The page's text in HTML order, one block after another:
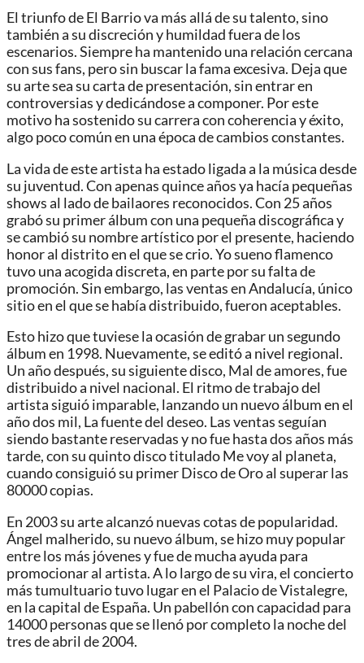
El triunfo de El Barrio va más allá de su talento, sino
también a su discreción y humildad fuera de los
escenarios. Siempre ha mantenido una relación cercana
con sus fans, pero sin buscar la fama excesiva. Deja que
su arte sea su carta de presentación, sin entrar en
controversias y dedicándose a componer. Por este
motivo ha sostenido su carrera con coherencia y éxito,
algo poco común en una época de cambios constantes.
La vida de este artista ha estado ligada a la música desde
su juventud. Con apenas quince años ya hacía pequeñas
shows al lado de bailaores reconocidos. Con 25 años
grabó su primer álbum con una pequeña discográfica y
se cambió su nombre artístico por el presente, haciendo
honor al distrito en el que se crio. Yo sueno flamenco
tuvo una acogida discreta, en parte por su falta de
promoción. Sin embargo, las ventas en Andalucía, único
sitio en el que se había distribuido, fueron aceptables.
Esto hizo que tuviese la ocasión de grabar un segundo
álbum en 1998. Nuevamente, se editó a nivel regional.
Un año después, su siguiente disco, Mal de amores, fue
distribuido a nivel nacional. El ritmo de trabajo del
artista siguió imparable, lanzando un nuevo álbum en el
año dos mil, La fuente del deseo. Las ventas seguían
siendo bastante reservadas y no fue hasta dos años más
tarde, con su quinto disco titulado Me voy al planeta,
cuando consiguió su primer Disco de Oro al superar las
80000 copias.
En 2003 su arte alcanzó nuevas cotas de popularidad.
Ángel malherido, su nuevo álbum, se hizo muy popular
entre los más jóvenes y fue de mucha ayuda para
promocionar al artista. A lo largo de su vira, el concierto
más tumultuario tuvo lugar en el Palacio de Vistalegre,
en la capital de España. Un pabellón con capacidad para
14000 personas que se llenó por completo la noche del
tres de abril de 2004.